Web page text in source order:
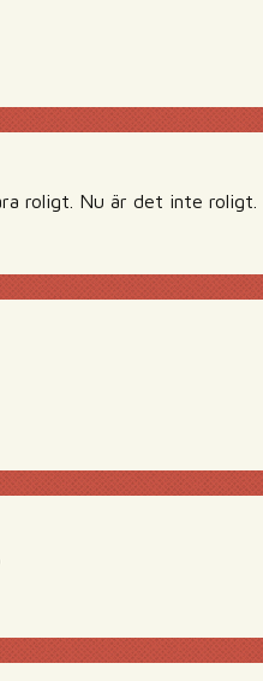
roligt. Nu är det inte roligt.